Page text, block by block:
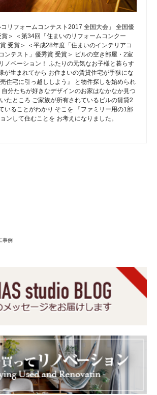
リフォームコンテスト2017 全国大会」 全国優
＞ ＜第34回「住まいのリフォームコンクー
受賞＞ ＜平成28年度「住まいのインテリアコ
ンテスト」優秀賞 受賞＞ ビルの空き部屋・2室
ノベーション！ ふたりの元気なお子様と暮らす
が生まれてから お住まいの賃貸住宅が手狭にな
住宅に引っ越ししよう』 と物件探しを始められ
自分たちが好きなデザインのお家はなかなか見つ
たところ ご家族が所有されているビルの賃貸2
いることがわかり そこを 『ファミリー用の1部
ンして住むことを お考えになりました。
事例